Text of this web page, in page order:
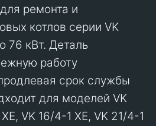
ремонта и
котлов серии VK
76 кВт. Деталь
работу
срок службы
для моделей VK
VK 16/4-1 XE, VK 21/4-1